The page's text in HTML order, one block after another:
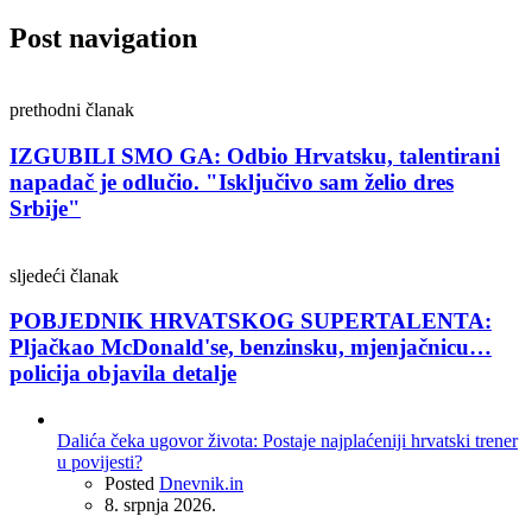
Post navigation
prethodni članak
IZGUBILI SMO GA: Odbio Hrvatsku, talentirani
napadač je odlučio. "Isključivo sam želio dres
Srbije"
sljedeći članak
POBJEDNIK HRVATSKOG SUPERTALENTA:
Pljačkao McDonald'se, benzinsku, mjenjačnicu…
policija objavila detalje
Dalića čeka ugovor života: Postaje najplaćeniji hrvatski trener
u povijesti?
Posted Dnevnik.in
8. srpnja 2026.